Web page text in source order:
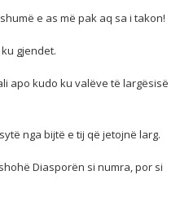
e as më pak aq sa i takon!
gjendet.
apo kudo ku valëve të largësisë
nga bijtë e tij që jetojnë larg.
Diasporën si numra, por si